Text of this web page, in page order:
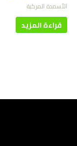
الأسمدة المركبة
قراءة المزيد